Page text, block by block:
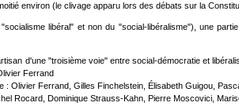
environ (le clivage apparu lors des débats sur la
libéral" et non du "social-libéralisme"), une
d'une "troisième voie" entre social-démocratie et
Ferrand
: Olivier Ferrand, Gilles Finchelstein, Élisabeth Guigou,
Rocard, Dominique Strauss-Kahn, Pierre Moscovici,